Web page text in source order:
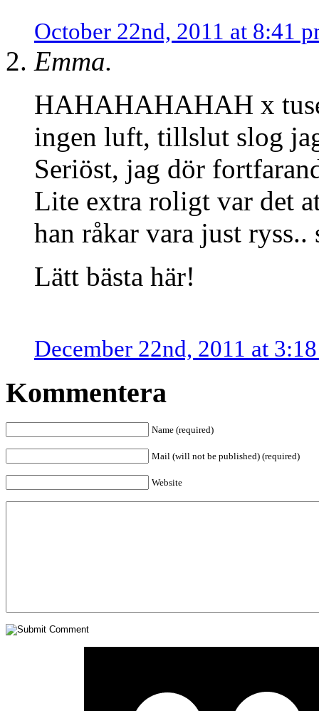
October 22nd, 2011 at 8:41
Emma.
HAHAHAHAHAH x
ingen luft, tillslut slog
Seriöst, jag dör
Lite extra roligt var det
han råkar vara just
Lätt bästa här!
December 22nd, 2011 at
Kommentera
Name (required)
Mail (will not be published) (required)
Website